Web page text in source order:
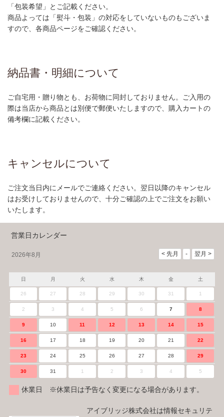
「包装希望」とご記載ください。
商品よっては「熨斗・包装」の対応をしていないものもございま
すので、各商品ページをご確認ください。
納品書・明細について
ご自宅用・贈り物とも、お荷物に同封しておりません。ご入用の
際は当店から商品とは別便で郵便いたしますので、購入カートの
備考欄に記載ください。
キャンセルについて
ご注文当日内にメールでご連絡ください。翌日以降のキャンセル
はお受けしておりませんので、十分ご確認の上でご注文をお願い
いたします。
営業日カレンダー
2026年8月
日 月 火 水 木 金 土
26 27 28 29 30 31 1
2 3 4 5 6 7 8
9 10 11 12 13 14 15
16 17 18 19 20 21 22
23 24 25 26 27 28 29
30 31 1 2 3 4 5
休業日 ※休業日は予告なく変更になる場合があります。
アイブリッジ株式会社は情報セキュリテ